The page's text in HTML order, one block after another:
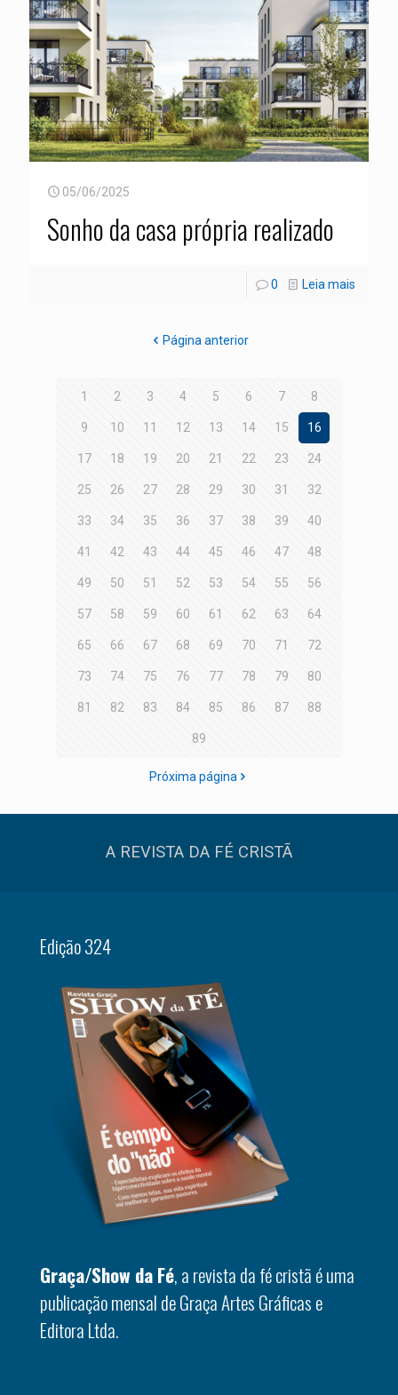
05/06/2025
Sonho da casa própria realizado
0 Leia mais
Página anterior
1 2 3 4 5 6 7 8
9 10 11 12 13 14 15 16
17 18 19 20 21 22 23 24
25 26 27 28 29 30 31 32
33 34 35 36 37 38 39 40
41 42 43 44 45 46 47 48
49 50 51 52 53 54 55 56
57 58 59 60 61 62 63 64
65 66 67 68 69 70 71 72
73 74 75 76 77 78 79 80
81 82 83 84 85 86 87 88
89
Próxima página
A REVISTA DA FÉ CRISTÃ
Edição 324
Graça/Show da Fé, a revista da fé cristã é uma
publicação mensal de Graça Artes Gráficas e
Editora Ltda.